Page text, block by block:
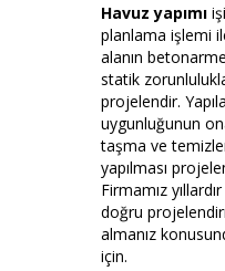
Havuz yapımı
planlama işlemi
alanın
statik
projelendir.
uygunluğunun
taşma ve
yapılması
Firmamız
doğru
almanız
için.